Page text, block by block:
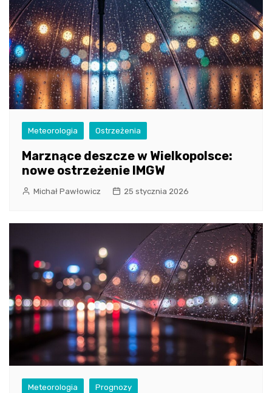
Meteorologia Ostrzeżenia
Marznące deszcze w Wielkopolsce:
nowe ostrzeżenie IMGW
Michał Pawłowicz 25 stycznia 2026
Meteorologia Prognozy